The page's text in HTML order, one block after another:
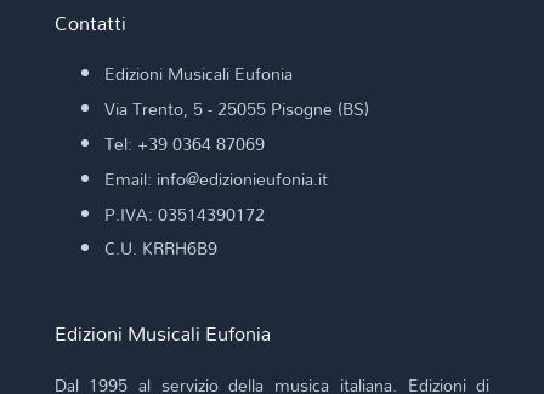
Contatti
Edizioni Musicali Eufonia
Via Trento, 5 - 25055 Pisogne (BS)
Tel: +39 0364 87069
Email: info@edizionieufonia.it
P.IVA: 03514390172
C.U. KRRH6B9
Edizioni Musicali Eufonia
Dal 1995 al servizio della musica italiana. Edizioni di